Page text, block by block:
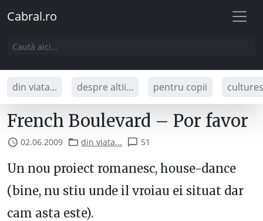
Cabral.ro
din viata... despre altii... pentru copii
French Boulevard – Por favor
02.06.2009 din viata... 51
Un nou proiect romanesc, house-dance
(bine, nu stiu unde il vroiau ei situat dar
cam asta este).